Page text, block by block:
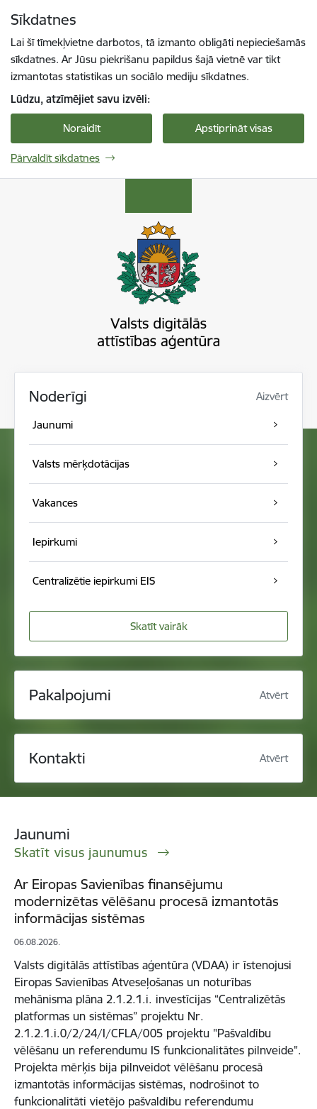
Sīkdatnes
Lai šī tīmekļvietne darbotos, tā izmanto obligāti nepieciešamās
sīkdatnes. Ar Jūsu piekrišanu papildus šajā vietnē var tikt
izmantotas statistikas un sociālo mediju sīkdatnes.
Lūdzu, atzīmējiet savu izvēli:
Noraidīt Apstiprināt visas
Pārvaldīt sīkdatnes
Noderīgi Aizvērt
Jaunumi
Valsts mērķdotācijas
Vakances
Iepirkumi
Centralizētie iepirkumi EIS
Skatīt vairāk
Pakalpojumi Atvērt
Kontakti Atvērt
Jaunumi
Skatīt visus jaunumus
Ar Eiropas Savienības finansējumu
modernizētas vēlēšanu procesā izmantotās
informācijas sistēmas
06.08.2026.
Valsts digitālās attīstības aģentūra (VDAA) ir īstenojusi
Eiropas Savienības Atveseļošanas un noturības
mehānisma plāna 2.1.2.1.i. investīcijas “Centralizētās
platformas un sistēmas” projektu Nr.
2.1.2.1.i.0/2/24/I/CFLA/005 projektu "Pašvaldību
vēlēšanu un referendumu IS funkcionalitātes pilnveide".
Projekta mērķis bija pilnveidot vēlēšanu procesā
izmantotās informācijas sistēmas, nodrošinot to
funkcionalitāti vietējo pašvaldību referendumu